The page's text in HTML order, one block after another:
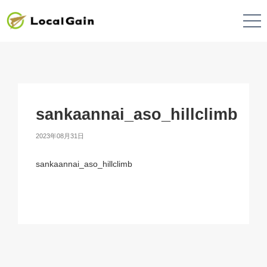
sankaannai_aso_hillclimb
2023年08月31日
sankaannai_aso_hillclimb